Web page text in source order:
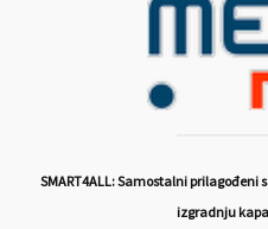
SMART4ALL: Samostalni
izgradnju